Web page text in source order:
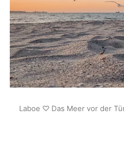
Laboe ♡ Das Meer vor der